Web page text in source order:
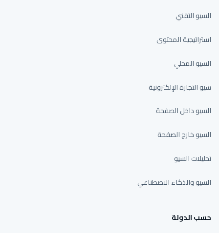
السيو التقني
استراتيجية المحتوى
السيو المحلي
سيو التجارة الإلكترونية
السيو داخل الصفحة
السيو خارج الصفحة
تحليلات السيو
السيو والذكاء الاصطناعي
حسب الدولة